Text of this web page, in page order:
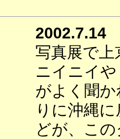
2002.7.14
写真展で
ニイニイ
がよく聞
りに沖縄
どが、こ